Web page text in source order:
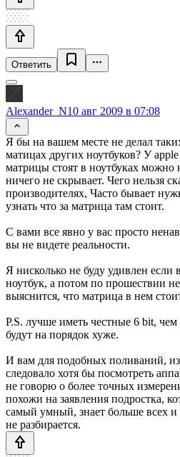
Ответить
Alexander_N10 авг 2009 в 07:08
Я бы на вашем месте не делал
матицах других ноутбуков? У
матрицы стоят в ноутбуках можно
ничего не скрывает. Чего нельзя
производителях, Часто бывает
узнать что за матрица там стоит.
С вами все явно у вас просто
вы не видете реальности.
Я нисколько не буду удивлен
ноутбук, а потом по прошествии
выяснится, что матрица в нем
P.S. лучше иметь честные 6 bit,
будут на порядок хуже.
И вам для подобных поливаний,
следовало хотя бы посмотреть
не говорю о более точных
похожи на заявления подростка,
самый умный, знает больше всех
не разбирается.